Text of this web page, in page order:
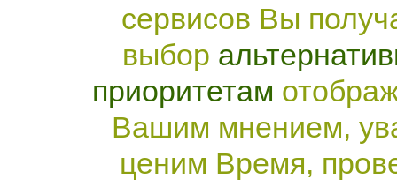
сервисов Вы
выбор
приоритетам
Вашим мнением,
ценим Время,